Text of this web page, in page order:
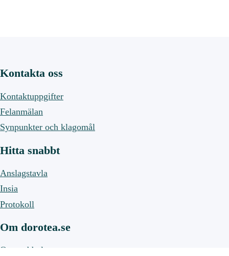
Kontakta oss
Kontaktuppgifter
Felanmälan
Synpunkter och klagomål
Hitta snabbt
Anslagstavla
Insia
Protokoll
Om dorotea.se
Om webbplatsen